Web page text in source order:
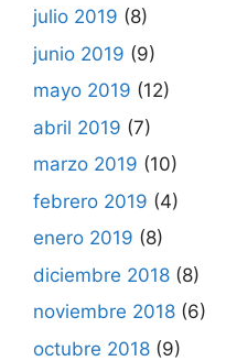
julio 2019 (8)
junio 2019 (9)
mayo 2019 (12)
abril 2019 (7)
marzo 2019 (10)
febrero 2019 (4)
enero 2019 (8)
diciembre 2018 (8)
noviembre 2018 (6)
octubre 2018 (9)